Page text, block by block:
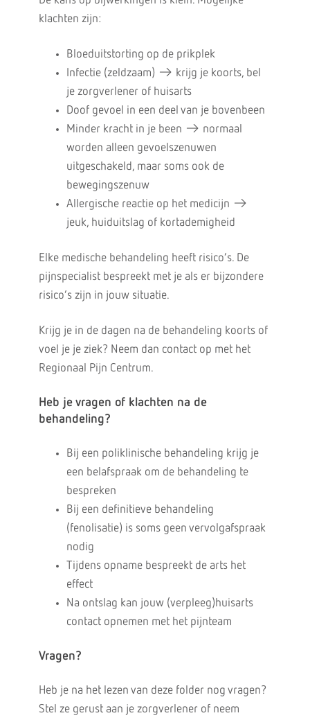
klachten zijn:
Bloeduitstorting op de prikplek
Infectie (zeldzaam) → krijg je koorts, bel
je zorgverlener of huisarts
Doof gevoel in een deel van je bovenbeen
Minder kracht in je been → normaal
worden alleen gevoelszenuwen
uitgeschakeld, maar soms ook de
bewegingszenuw
Allergische reactie op het medicijn →
jeuk, huiduitslag of kortademigheid
Elke medische behandeling heeft risico’s. De
pijnspecialist bespreekt met je als er bijzondere
risico’s zijn in jouw situatie.
Krijg je in de dagen na de behandeling koorts of
voel je je ziek? Neem dan contact op met het
Regionaal Pijn Centrum.
Heb je vragen of klachten na de
behandeling?
Bij een poliklinische behandeling krijg je
een belafspraak om de behandeling te
bespreken
Bij een definitieve behandeling
(fenolisatie) is soms geen vervolgafspraak
nodig
Tijdens opname bespreekt de arts het
effect
Na ontslag kan jouw (verpleeg)huisarts
contact opnemen met het pijnteam
Vragen?
Heb je na het lezen van deze folder nog vragen?
Stel ze gerust aan je zorgverlener of neem